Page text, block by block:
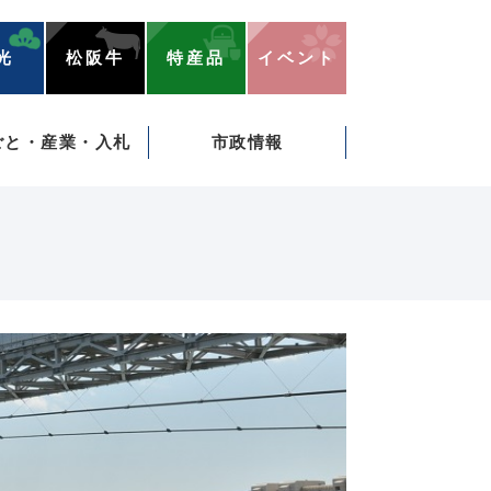
松阪牛 特産品 イベント
と・産業・入札 市政情報